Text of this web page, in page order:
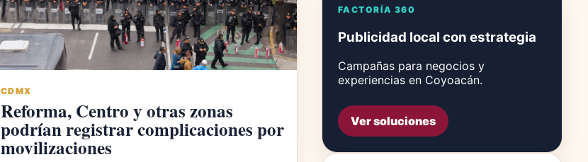
CDMX
Reforma, Centro y otras zonas
podrían registrar complicaciones por
movilizaciones
FACTORÍA 360
Publicidad local con estrategia
Campañas para negocios y
experiencias en Coyoacán.
Ver soluciones